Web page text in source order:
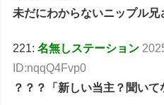
未だにわからないニップル兄
221:名無しステーション
ID:nqqQ4Fvp0
？？？「新しい当主？聞いて